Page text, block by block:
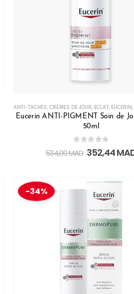
EUCERIN,EUCERIN BLACK FRIDAY, HYDRATANT
ANTI-TACHES, CRÈMES DE JOUR, ECLAT, EUCERIN,
Eucerin ANTI-PIGMENT Soin de
50ml
out of 5
534,00MAD 352,44
-34%